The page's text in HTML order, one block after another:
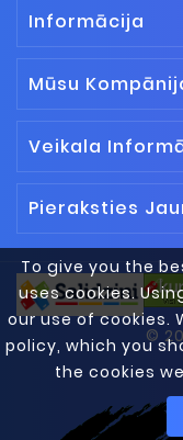
To give you the
uses cookies.
our use of cookies.
policy, which you
the cookies
Informācija
Mūsu
Veikala
Pieraksties
©